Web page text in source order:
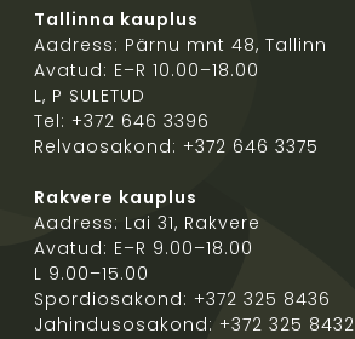
Tallinna kauplus
Aadress: Pärnu mnt 48, Tallinn
Avatud: E–R 10.00–18.00
L, P SULETUD
Tel: +372 646 3396
Relvaosakond: +372 646 3375
Rakvere kauplus
Aadress: Lai 31, Rakvere
Avatud: E–R 9.00–18.00
L 9.00–15.00
Spordiosakond: +372 325 8436
Jahindusosakond: +372 325 8432